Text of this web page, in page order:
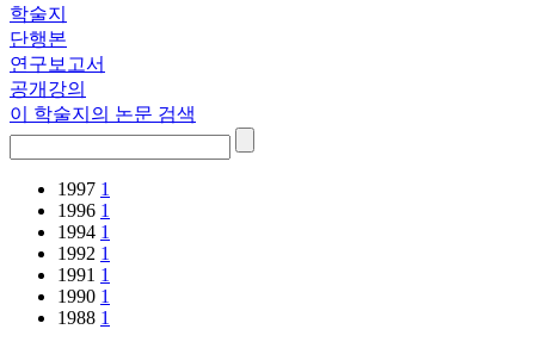
학술지
단행본
연구보고서
공개강의
이 학술지의 논문 검색
1997 1
1996 1
1994 1
1992 1
1991 1
1990 1
1988 1